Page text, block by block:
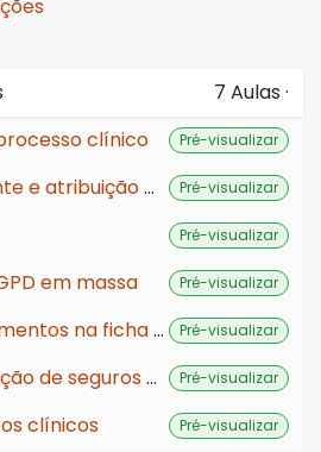
7 Aulas ·
clínico
Pré-visualizar
Criação de cliente e atribuição de tutor Pré-visualizar
Pré-visualizar
em massa Pré-visualizar
Adição de documentos na ficha do paciente Pré-visualizar
Criação e utilização de seguros de saúde Pré-visualizar
clínicos Pré-visualizar